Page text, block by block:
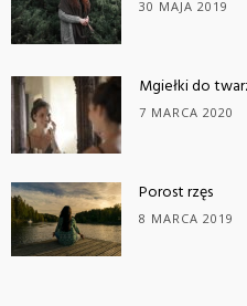
30 MAJA 2019
Mgiełki do
7 MARCA 2020
Porost rzęs
8 MARCA 2019